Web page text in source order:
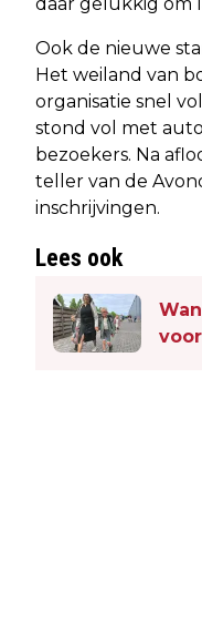
daar gelukkig om
Ook de nieuwe
Het weiland van
organisatie snel
stond vol met
bezoekers. Na
teller van de
inschrijvingen.
Lees ook